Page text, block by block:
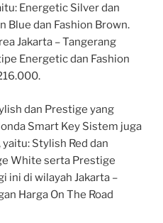
Energetic Silver dan
Blue dan Fashion Brown.
Jakarta – Tangerang
Energetic dan Fashion
dan Prestige yang
Smart Key Sistem juga
Stylish Red dan
White serta Prestige
ini di wilayah Jakarta –
Harga On The Road